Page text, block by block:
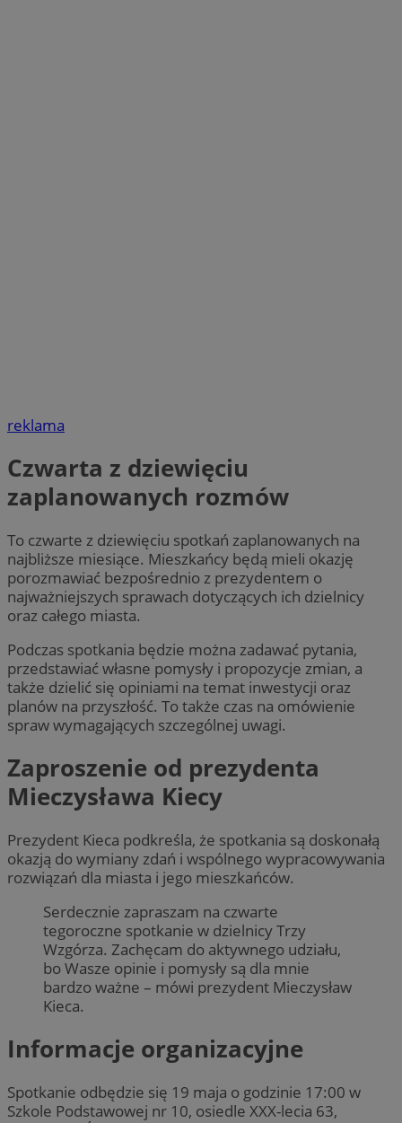
reklama
Czwarta z dziewięciu
zaplanowanych rozmów
To czwarte z dziewięciu spotkań zaplanowanych na
najbliższe miesiące. Mieszkańcy będą mieli okazję
porozmawiać bezpośrednio z prezydentem o
najważniejszych sprawach dotyczących ich dzielnicy
oraz całego miasta.
Podczas spotkania będzie można zadawać pytania,
przedstawiać własne pomysły i propozycje zmian, a
także dzielić się opiniami na temat inwestycji oraz
planów na przyszłość. To także czas na omówienie
spraw wymagających szczególnej uwagi.
Zaproszenie od prezydenta
Mieczysława Kiecy
Prezydent Kieca podkreśla, że spotkania są doskonałą
okazją do wymiany zdań i wspólnego wypracowywania
rozwiązań dla miasta i jego mieszkańców.
Serdecznie zapraszam na czwarte
tegoroczne spotkanie w dzielnicy Trzy
Wzgórza. Zachęcam do aktywnego udziału,
bo Wasze opinie i pomysły są dla mnie
bardzo ważne – mówi prezydent Mieczysław
Kieca.
Informacje organizacyjne
Spotkanie odbędzie się 19 maja o godzinie 17:00 w
Szkole Podstawowej nr 10, osiedle XXX-lecia 63,